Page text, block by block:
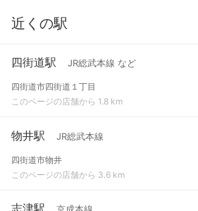
近くの駅
四街道駅 JR総武本線 など
四街道市四街道１丁目
このページの店舗から 1.8 km
物井駅 JR総武本線
四街道市物井
このページの店舗から 3.6 km
志津駅